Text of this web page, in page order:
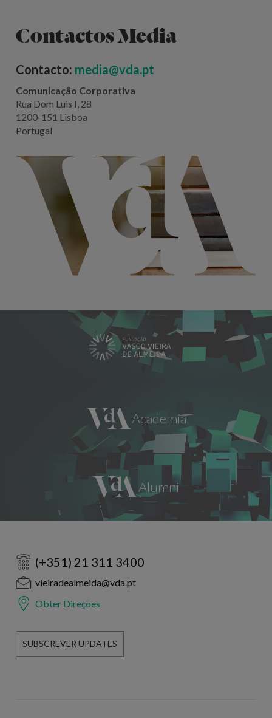
Contactos Media
Contacto: media@vda.pt
Comunicação Corporativa
Rua Dom Luis I, 28
1200-151 Lisboa
Portugal
(+351) 21 311 3400
vieiradealmeida@vda.pt
Obter Direções
SUBSCREVER UPDATES